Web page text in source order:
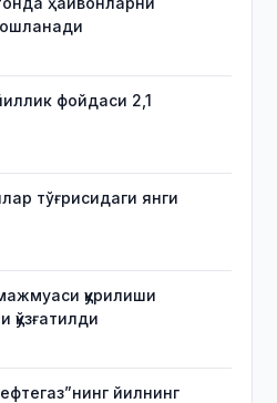
фойдаси 2,1
тўғрисидаги янги
қурилиши
йилнинг